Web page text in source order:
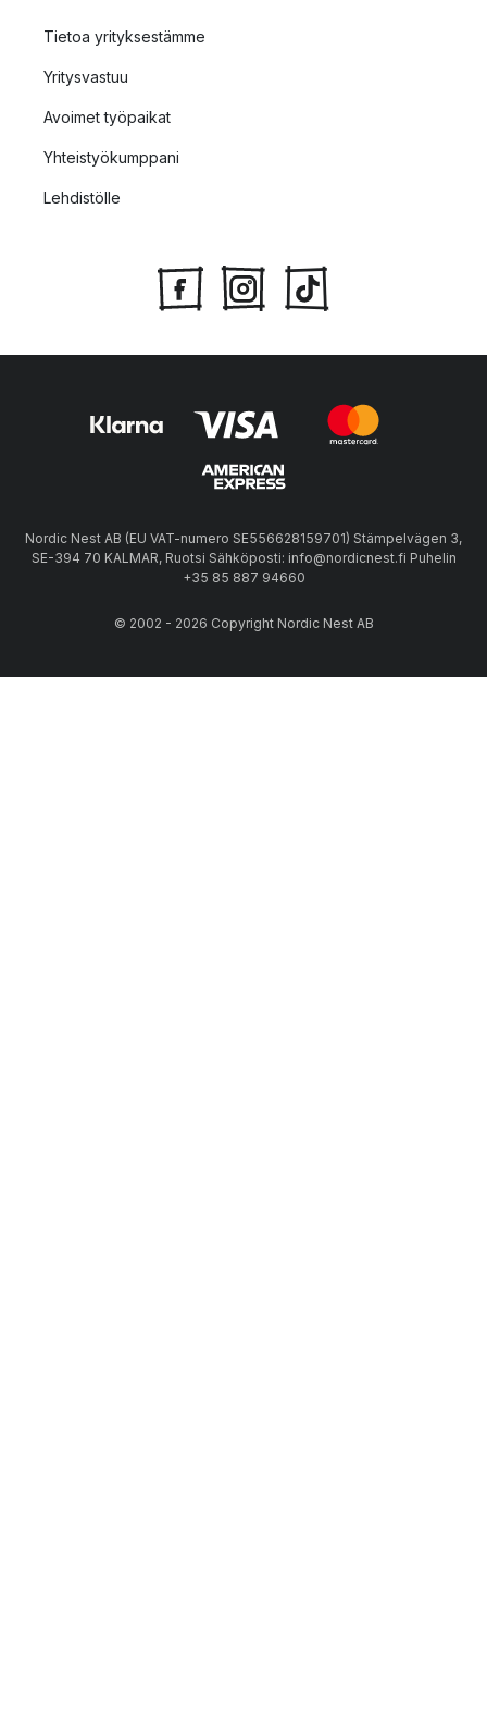
Tietoa yrityksestämme
Yritysvastuu
Avoimet työpaikat
Yhteistyökumppani
Lehdistölle
Nordic Nest AB (EU VAT-numero SE556628159701) Stämpelvägen 3,
SE-394 70 KALMAR, Ruotsi Sähköposti: info@nordicnest.fi Puhelin
+35 85 887 94660
© 2002 - 2026 Copyright Nordic Nest AB